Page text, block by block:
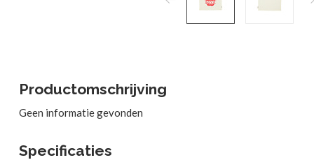
Productomschrijving
Geen informatie gevonden
Specificaties